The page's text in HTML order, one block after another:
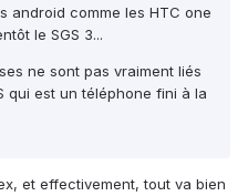
android comme les HTC one
le SGS 3...
ne sont pas vraiment liés
qui est un téléphone fini à la
et effectivement, tout va bien